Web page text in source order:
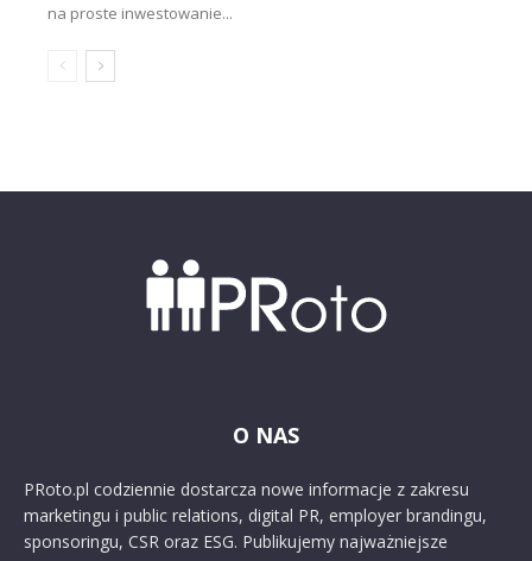
na proste inwestowanie...
O NAS
PRoto.pl codziennie dostarcza nowe informacje z zakresu
marketingu i public relations, digital PR, employer brandingu,
sponsoringu, CSR oraz ESG. Publikujemy najważniejsze